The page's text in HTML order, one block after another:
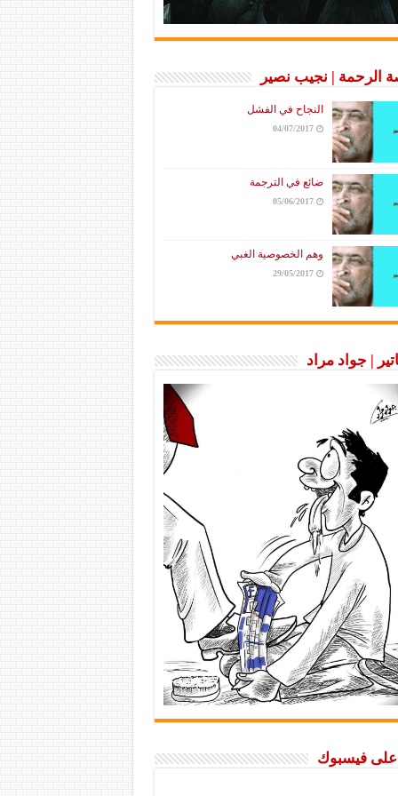
الرحمة | نجيب نصير
النجاح في الفشل
04/07/2017
ضائع في الترجمة
05/06/2017
وهم الخصوصية الغبي
29/05/2017
| جواد مراد
على فيسبوك